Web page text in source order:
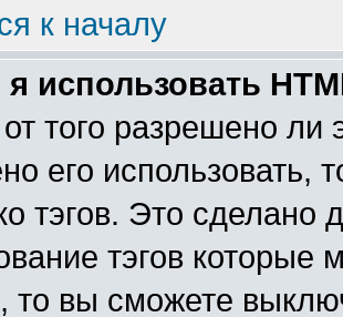
к началу
использовать
того разрешено
его использовать,
тэгов. Это сделано
тэгов
то вы сможете